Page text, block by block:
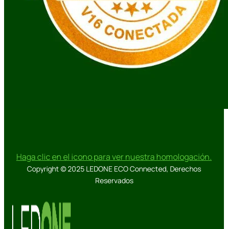
Haga clic en el icono para ver nuestra homologación.
Copyright © 2025 LEDONE ECO Connected, Derechos
Reservados